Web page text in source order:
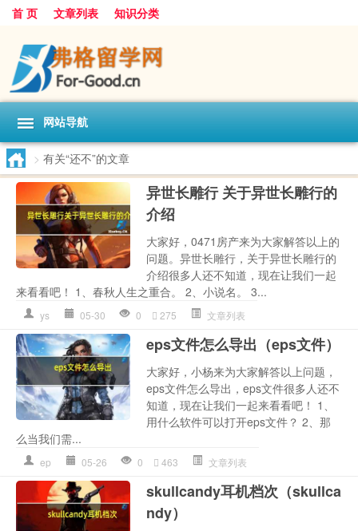
首 页 文章列表 知识分类
网站导航
> 有关“还不”的文章
异世长雕行 关于异世长雕行的
介绍
大家好，0471房产来为大家解答以上的
问题。异世长雕行，关于异世长雕行的
介绍很多人还不知道，现在让我们一起
来看看吧！ 1、春秋人生之重合。 2、小说名。 3...
ys 05-30 0 275 文章列表
eps文件怎么导出（eps文件）
大家好，小杨来为大家解答以上问题，
eps文件怎么导出，eps文件很多人还不
知道，现在让我们一起来看看吧！ 1、
用什么软件可以打开eps文件？ 2、那
么当我们需...
ep 05-26 0 463 文章列表
skullcandy耳机档次（skullca
ndy）